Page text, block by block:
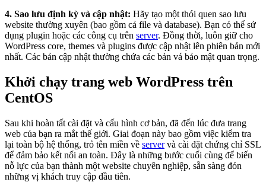
4. Sao lưu định kỳ và cập nhật: Hãy tạo một thói quen sao lưu
website thường xuyên (bao gồm cả file và database). Bạn có thể sử
dụng plugin hoặc các công cụ trên server. Đồng thời, luôn giữ cho
WordPress core, themes và plugins được cập nhật lên phiên bản mới
nhất. Các bản cập nhật thường chứa các bản vá bảo mật quan trọng.
Khởi chạy trang web WordPress trên
CentOS
Sau khi hoàn tất cài đặt và cấu hình cơ bản, đã đến lúc đưa trang
web của bạn ra mắt thế giới. Giai đoạn này bao gồm việc kiểm tra
lại toàn bộ hệ thống, trỏ tên miền về servervà cài đặt chứng chỉ SSL
để đảm bảo kết nối an toàn. Đây là những bước cuối cùng để biến
nỗ lực của bạn thành một website chuyên nghiệp, sẵn sàng đón
những vị khách truy cập đầu tiên.